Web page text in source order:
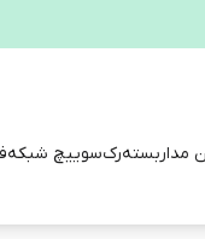
مداربستهرکسوییچ شبکه